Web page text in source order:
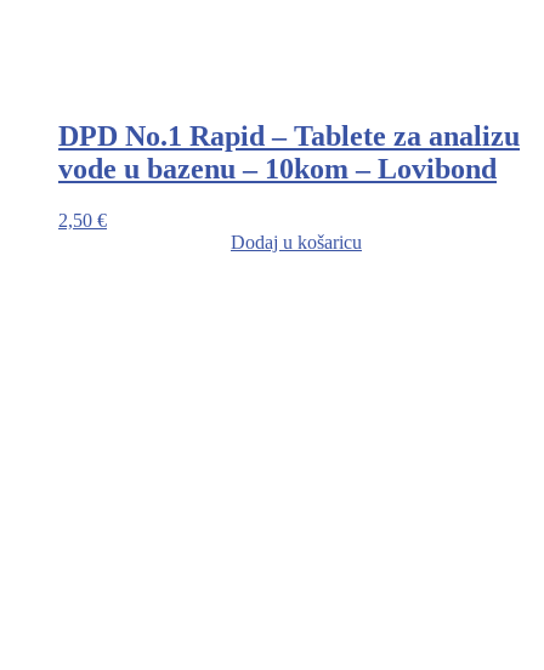
DPD No.1 Rapid – Tablete za analizu
vode u bazenu – 10kom – Lovibond
2,50 €
Dodaj u košaricu